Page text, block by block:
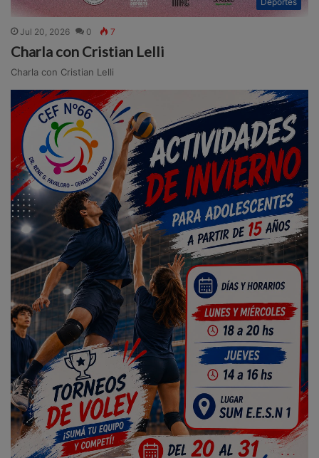
Jul 20, 2026 0 7
Charla con Cristian Lelli
Charla con Cristian Lelli